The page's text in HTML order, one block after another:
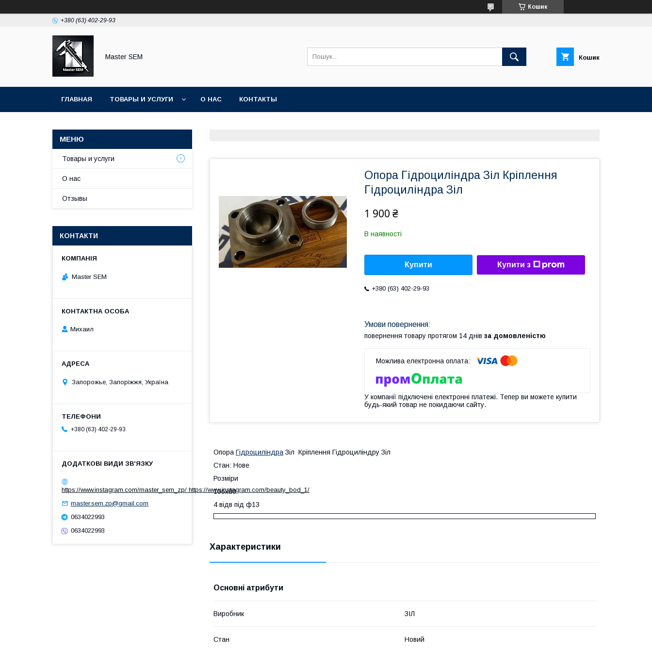
Кошик
+380 (63) 402-29-93
Master SEM Кошик
ГЛАВНАЯ ТОВАРЫ И УСЛУГИ О НАС КОНТАКТЫ
Опора Гідроциліндра Зіл Кріплення
Гідроциліндра Зіл
1 900 ₴
В наявності
Купити Купити з
+380 (63) 402-29-93
повернення товару протягом 14 днів за домовленістю
У компанії підключені електронні платежі. Тепер ви можете купити
будь-який товар не покидаючи сайту.
Опора Гідроциліндра Зіл Кріплення Гідроциліндру Зіл
Стан: Нове
Розміри
106х80
4 відв під ф13
Характеристики
Основні атрибути
Виробник ЗІЛ
Стан Новий
Товары и услуги
О нас
Отзывы
КОНТАКТИ
Master SEM
Михаил
Запорожье, Запоріжжя, Україна
+380 (63) 402-29-93
https://www.instagram.com/master_sem_zp/ https://www.instagram.com/beauty_bod_1/
master.sem.zp@gmail.com
0634022993
0634022993